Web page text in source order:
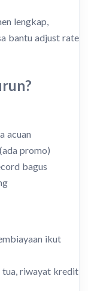
lengkap,
bantu adjust rate
acuan
promo)
bagus
ikut
riwayat kredit